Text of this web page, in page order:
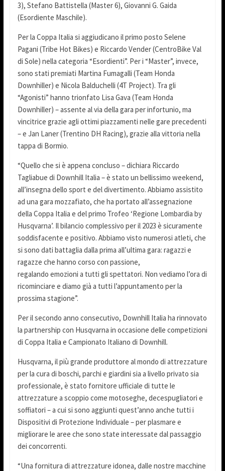
3), Stefano Battistella (Master 6), Giovanni G. Gaida
(Esordiente Maschile).
Per la Coppa Italia si aggiudicano il primo posto Selene
Pagani (Tribe Hot Bikes) e Riccardo Vender (CentroBike Val
di Sole) nella categoria “Esordienti”. Per i “Master”, invece,
sono stati premiati Martina Fumagalli (Team Honda
Downhiller) e Nicola Balduchelli (4T Project). Tra gli
“Agonisti” hanno trionfato Lisa Gava (Team Honda
Downhiller) – assente al via della gara per infortunio, ma
vincitrice grazie agli ottimi piazzamenti nelle gare precedenti
– e Jan Laner (Trentino DH Racing), grazie alla vittoria nella
tappa di Bormio.
“Quello che si è appena concluso – dichiara Riccardo
Tagliabue di Downhill Italia – è stato un bellissimo weekend,
all’insegna dello sport e del divertimento. Abbiamo assistito
ad una gara mozzafiato, che ha portato all’assegnazione
della Coppa Italia e del primo Trofeo ‘Regione Lombardia by
Husqvarna’. Il bilancio complessivo per il 2023 è sicuramente
soddisfacente e positivo. Abbiamo visto numerosi atleti, che
si sono dati battaglia dalla prima all’ultima gara: ragazzi e
ragazze che hanno corso con passione,
regalando emozioni a tutti gli spettatori. Non vediamo l’ora di
ricominciare e diamo già a tutti l’appuntamento per la
prossima stagione”.
Per il secondo anno consecutivo, Downhill Italia ha rinnovato
la partnership con Husqvarna in occasione delle competizioni
di Coppa Italia e Campionato Italiano di Downhill.
Husqvarna, il più grande produttore al mondo di attrezzature
per la cura di boschi, parchi e giardini sia a livello privato sia
professionale, è stato fornitore ufficiale di tutte le
attrezzature a scoppio come motoseghe, decespugliatori e
soffiatori – a cui si sono aggiunti quest’anno anche tutti i
Dispositivi di Protezione Individuale – per plasmare e
migliorare le aree che sono state interessate dal passaggio
dei concorrenti.
“Una fornitura di attrezzature idonea, dalle nostre macchine